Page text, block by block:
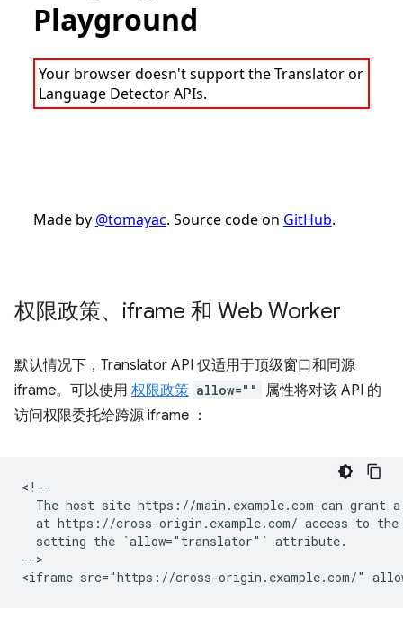
权限政策、iframe 和 Web Worker
默认情况下，Translator API 仅适用于顶级窗口和同源
iframe。可以使用 权限政策 allow=""
属性将对该 API 的
访问权限委托给跨源 iframe ：
<!--
The host site https://main.example.com can grant
at https://cross-origin.example.com/ access to
  setting the `allow="translator"` attribute.
-->